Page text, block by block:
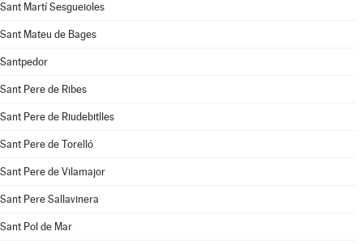
Sant Martí Sesgueioles
Sant Mateu de Bages
Santpedor
Sant Pere de Ribes
Sant Pere de Riudebitlles
Sant Pere de Torelló
Sant Pere de Vilamajor
Sant Pere Sallavinera
Sant Pol de Mar